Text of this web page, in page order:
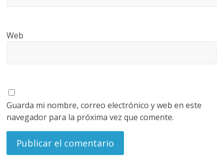
Web
Guarda mi nombre, correo electrónico y web en este
navegador para la próxima vez que comente.